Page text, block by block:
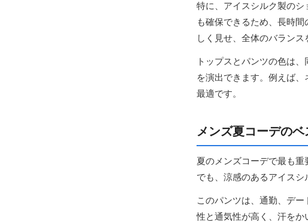
特に、アイスシルク製のシ
も確保できるため、長時
しく見せ、全体のバランス
トップスとパンツの色は
を演出できます。例えば
最適です。
メンズ夏コーデの
夏のメンズコーデで最も
でも、涼感のあるアイスシ
このパンツは、通勤、デ
性と通気性が高く、汗をか